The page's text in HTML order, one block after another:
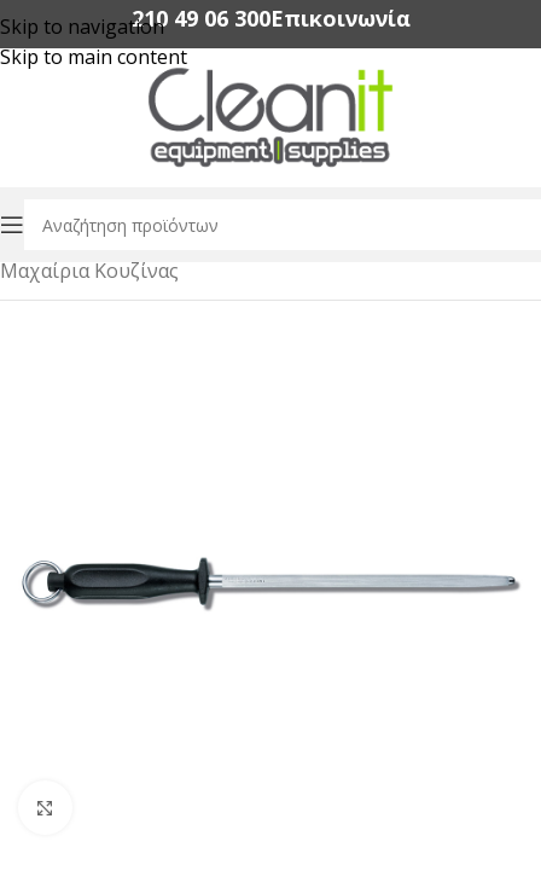
Skip to navigation
Skip to main content
210 49 06 300‬Επικοινωνία
Αρχική σελίδα/Εξοπλισμός Εστίασης
Μαχαίρια Κουζίνας